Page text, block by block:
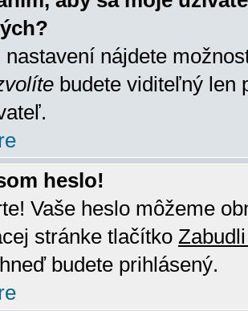
nastavení nájdete
budete viditeľný len
heslo!
Vaše heslo môžeme
stránke tlačítko
budete prihlásený.